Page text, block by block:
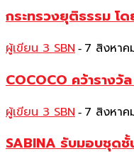
กระทรวงยุติธรรม โ
ผู้เขียน 3 SBN - 7 สิงหา
COCOCO คว้าราง
ผู้เขียน 3 SBN - 7 สิงหา
SABINA รับมอบชุดชั้